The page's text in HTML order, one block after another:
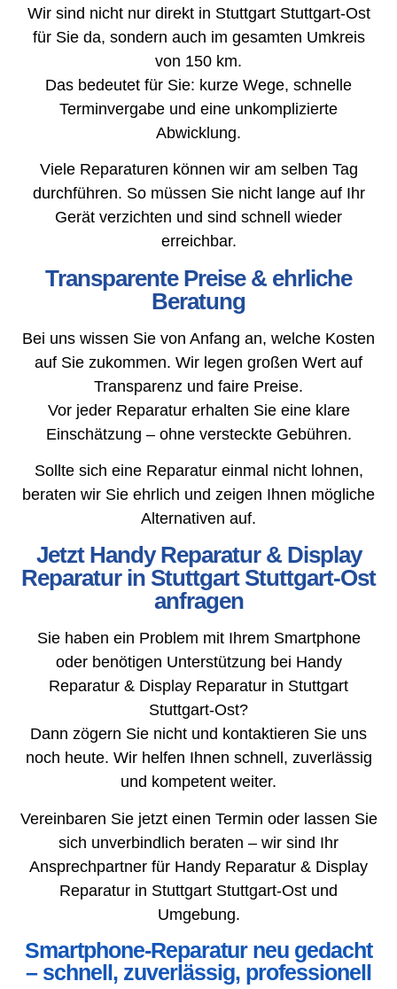
Wir sind nicht nur direkt in Stuttgart Stuttgart-Ost
für Sie da, sondern auch im gesamten Umkreis
von 150 km.
Das bedeutet für Sie: kurze Wege, schnelle
Terminvergabe und eine unkomplizierte
Abwicklung.
Viele Reparaturen können wir am selben Tag
durchführen. So müssen Sie nicht lange auf Ihr
Gerät verzichten und sind schnell wieder
erreichbar.
Transparente Preise & ehrliche
Beratung
Bei uns wissen Sie von Anfang an, welche Kosten
auf Sie zukommen. Wir legen großen Wert auf
Transparenz und faire Preise.
Vor jeder Reparatur erhalten Sie eine klare
Einschätzung – ohne versteckte Gebühren.
Sollte sich eine Reparatur einmal nicht lohnen,
beraten wir Sie ehrlich und zeigen Ihnen mögliche
Alternativen auf.
Jetzt Handy Reparatur & Display
Reparatur in Stuttgart Stuttgart-Ost
anfragen
Sie haben ein Problem mit Ihrem Smartphone
oder benötigen Unterstützung bei Handy
Reparatur & Display Reparatur in Stuttgart
Stuttgart-Ost?
Dann zögern Sie nicht und kontaktieren Sie uns
noch heute. Wir helfen Ihnen schnell, zuverlässig
und kompetent weiter.
Vereinbaren Sie jetzt einen Termin oder lassen Sie
sich unverbindlich beraten – wir sind Ihr
Ansprechpartner für Handy Reparatur & Display
Reparatur in Stuttgart Stuttgart-Ost und
Umgebung.
Smartphone-Reparatur neu gedacht
– schnell, zuverlässig, professionell